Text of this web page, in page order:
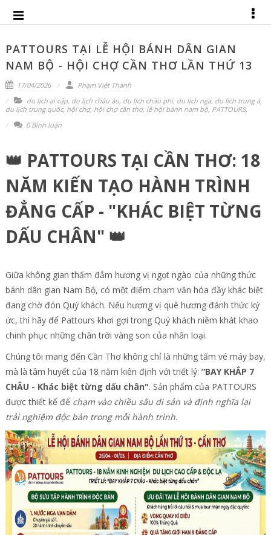
PATTOURS TẠI LỄ HỘI BÁNH DÂN GIAN
NAM BỘ - HỘI CHỢ CẦN THƠ LẦN THỨ 13
17/04/2026
Phạm Việt Thành
du lịch ai cập, du lịch châu âu, du lịch châu phi, du lịch nga, du lịch trung á,
du lịch trung quốc, hội chợ, hội chợ cần thơ, lễ hội bánh nam bộ, PATTOURS,
0 Bình luận
👑 PATTOURS TẠI CẦN THƠ: 18
NĂM KIẾN TẠO HÀNH TRÌNH
ĐẲNG CẤP - "KHÁC BIỆT TỪNG
DẤU CHÂN" 👑
Giữa không gian thấm đẫm hương vị ngọt ngào của những thức
bánh dân gian Nam Bộ, có một điểm chạm văn hóa đầy khác biệt
đang chờ đón Quý khách. Nếu hương vị quê hương đánh thức ký
ức, thì hãy để Pattours khơi gợi trong Quý khách niềm khát khao
chinh phục những chân trời vàng son của nhân loại.
Chúng tôi mang đến Cần Thơ không chỉ là những tấm vé máy bay,
mà là tâm huyết của 18 năm kiên định với triết lý: “BAY KHẮP 7
CHÂU - Khác biệt từng dấu chân". Sản phẩm của PATTOURS
được thiết kế để chạm vào chiều sâu di sản và định nghĩa lại
trải nghiệm độc bản trong mỗi hành trình.